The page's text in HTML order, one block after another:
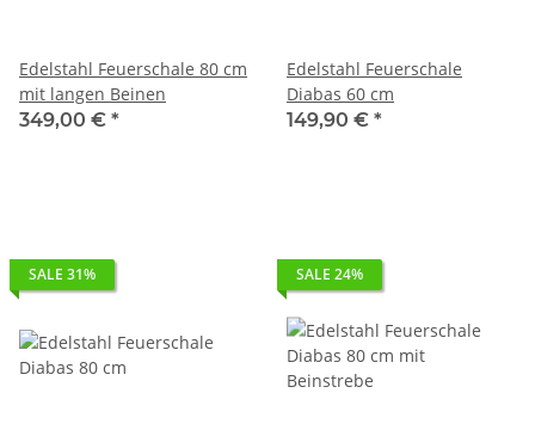
Edelstahl Feuerschale 80 cm
mit langen Beinen
349,00 € *
Edelstahl Feuerschale
Diabas 60 cm
149,90 € *
SALE 31% SALE 24%